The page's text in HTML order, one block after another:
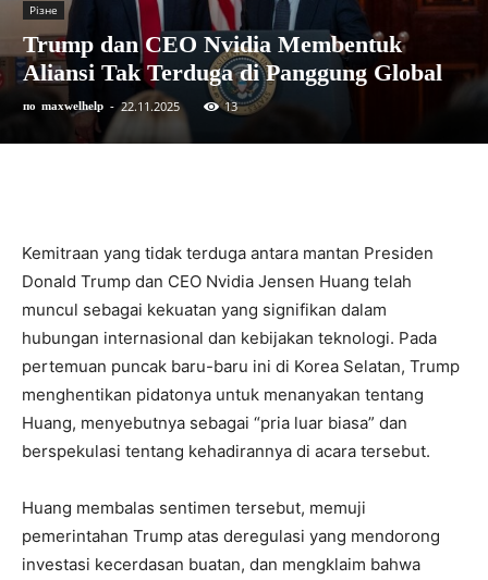
Різне
Trump dan CEO Nvidia Membentuk
Aliansi Tak Terduga di Panggung Global
по maxwelhelp - 22.11.2025 13
Kemitraan yang tidak terduga antara mantan Presiden
Donald Trump dan CEO Nvidia Jensen Huang telah
muncul sebagai kekuatan yang signifikan dalam
hubungan internasional dan kebijakan teknologi. Pada
pertemuan puncak baru-baru ini di Korea Selatan, Trump
menghentikan pidatonya untuk menanyakan tentang
Huang, menyebutnya sebagai “pria luar biasa” dan
berspekulasi tentang kehadirannya di acara tersebut.
Huang membalas sentimen tersebut, memuji
pemerintahan Trump atas deregulasi yang mendorong
investasi kecerdasan buatan, dan mengklaim bahwa